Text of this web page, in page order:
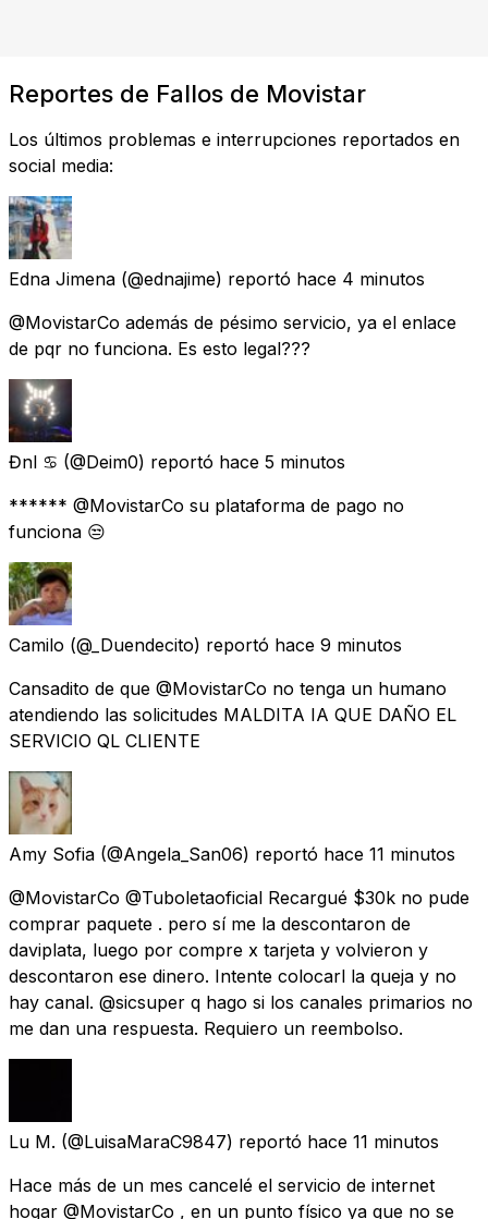
Reportes de Fallos de Movistar
Los últimos problemas e interrupciones reportados en
social media:
Edna Jimena (@ednajime) reportó hace 4 minutos
@MovistarCo además de pésimo servicio, ya el enlace
de pqr no funciona. Es esto legal???
Đnl ♋️ (@Deim0) reportó hace 5 minutos
****** @MovistarCo su plataforma de pago no
funciona 😒
Camilo (@_Duendecito) reportó hace 9 minutos
Cansadito de que @MovistarCo no tenga un humano
atendiendo las solicitudes MALDITA IA QUE DAÑO EL
SERVICIO QL CLIENTE
Amy Sofia (@Angela_San06) reportó hace 11 minutos
@MovistarCo @Tuboletaoficial Recargué $30k no pude
comprar paquete . pero sí me la descontaron de
daviplata, luego por compre x tarjeta y volvieron y
descontaron ese dinero. Intente colocarl la queja y no
hay canal. @sicsuper q hago si los canales primarios no
me dan una respuesta. Requiero un reembolso.
Lu M. (@LuisaMaraC9847) reportó hace 11 minutos
Hace más de un mes cancelé el servicio de internet
hogar @MovistarCo , en un punto físico ya que no se